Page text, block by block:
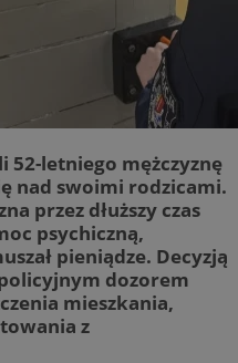
52-letniego mężczyznę
nad swoimi rodzicami.
przez dłuższy czas
psychiczną,
pieniądze. Decyzją
dozorem
mieszkania,
z